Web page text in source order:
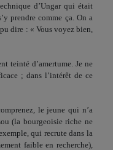
d’Ungar qui était
prendre comme ça. On a
dire : « Vous voyez bien,
teinté d’amer­tume. Je ne
; dans l’intérêt de ce
le jeune qui n’a
(la bourgeoi­sie riche ne
qui recrute dans la
faible en recherche),